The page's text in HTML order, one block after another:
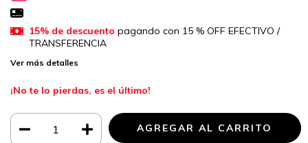
15% de descuento pagando con 15 % OFF EFECTIVO /
TRANSFERENCIA
Ver más detalles
¡No te lo pierdas, es el último!